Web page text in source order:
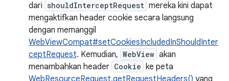
dari shouldInterceptRequest mereka kini dapat
mengaktifkan header cookie secara langsung
dengan memanggil
WebViewCompat#setCookiesIncludedInShouldInter
ceptRequest. Kemudian, WebView akan
menambahkan header Cookie ke peta
WebResourceRequest.getRequestHeaders() yang